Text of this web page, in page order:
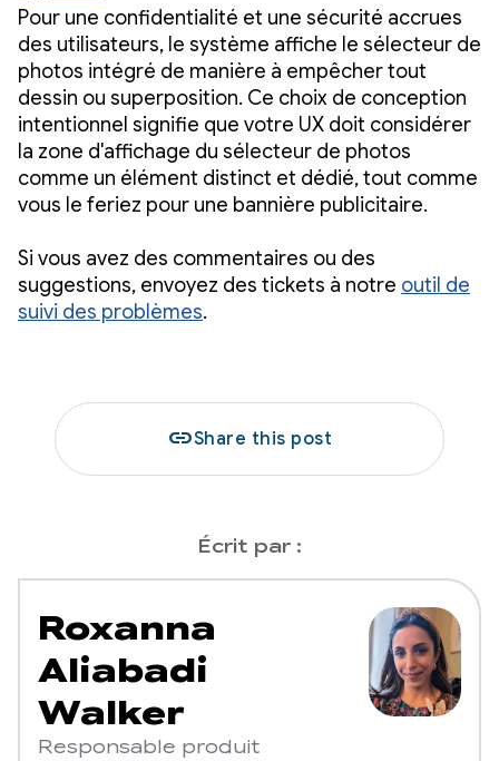
Pour une confidentialité et une sécurité accrues
des utilisateurs, le système affiche le sélecteur de
photos intégré de manière à empêcher tout
dessin ou superposition. Ce choix de conception
intentionnel signifie que votre UX doit considérer
la zone d'affichage du sélecteur de photos
comme un élément distinct et dédié, tout comme
vous le feriez pour une bannière publicitaire.
Si vous avez des commentaires ou des
suggestions, envoyez des tickets à notre outil de
suivi des problèmes.
linkShare this post
Écrit par :
Roxanna
Aliabadi
Walker
Responsable produit